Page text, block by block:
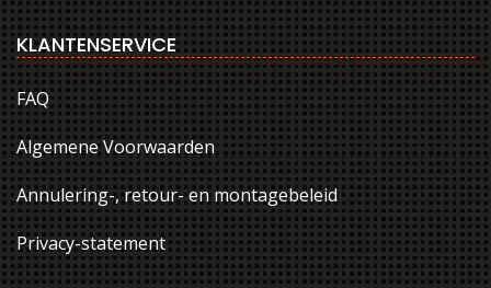
KLANTENSERVICE
FAQ
Algemene Voorwaarden
Annulering-, retour- en montagebeleid
Privacy-statement